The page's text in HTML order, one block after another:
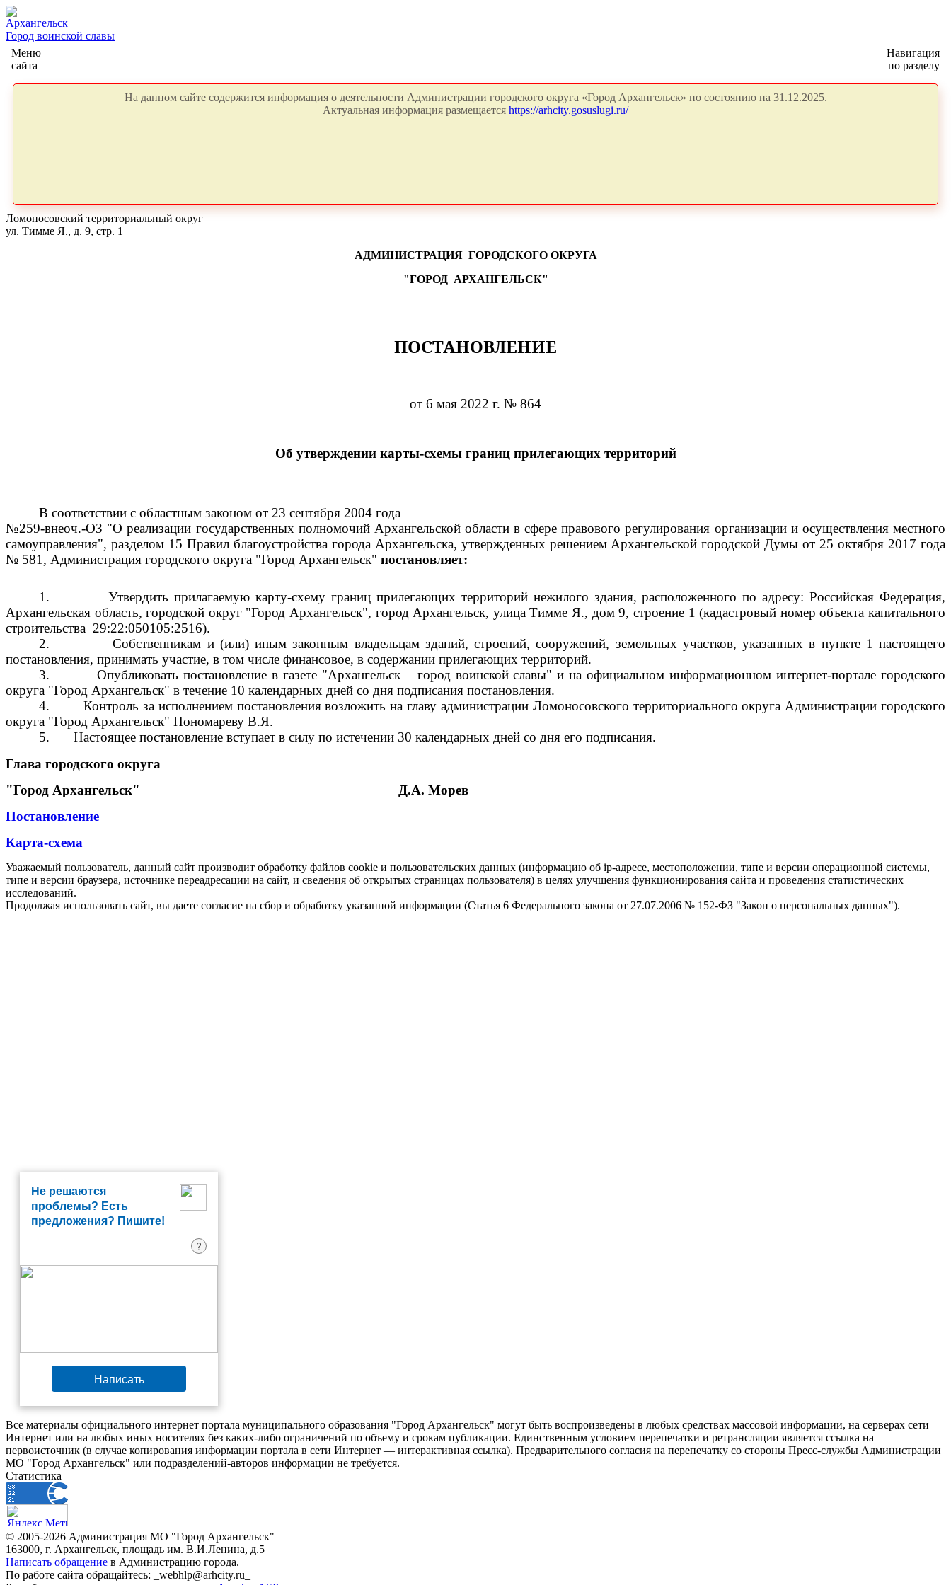
Архангельск
Город воинской славы
Меню
сайта
Навигация
по разделу
На данном сайте содержится информация о деятельности Администрации городского округа «Город Архангельск» по состоянию на 31.12.2025.
Актуальная информация размещается https://arhcity.gosuslugi.ru/
Ломоносовский территориальный округ
ул. Тимме Я., д. 9, стр. 1
АДМИНИСТРАЦИЯ ГОРОДСКОГО ОКРУГА
"ГОРОД АРХАНГЕЛЬСК"
ПОСТАНОВЛЕНИЕ
от 6 мая 2022 г. № 864
Об утверждении карты-схемы границ прилегающих территорий
В соответствии с областным законом от 23 сентября 2004 года
№259-внеоч.-ОЗ "О реализации государственных полномочий Архангельской области в сфере правового регулирования организации и осуществления местного
самоуправления", разделом 15 Правил благоустройства города Архангельска, утвержденных решением Архангельской городской Думы от 25 октября 2017 года
№ 581, Администрация городского округа "Город Архангельск" постановляет:
1.
Утвердить прилагаемую карту-схему границ прилегающих территорий нежилого здания, расположенного по адресу: Российская Федерация,
Архангельская область, городской округ "Город Архангельск", город Архангельск, улица Тимме Я., дом 9, строение 1 (кадастровый номер объекта капитального
строительства 29:22:050105:2516).
2.
Собственникам и (или) иным законным владельцам зданий, строений, сооружений, земельных участков, указанных в пункте 1 настоящего
постановления, принимать участие, в том числе финансовое, в содержании прилегающих территорий.
3.
Опубликовать постановление в газете "Архангельск – город воинской славы" и на официальном информационном интернет-портале городского
округа "Город Архангельск" в течение 10 календарных дней со дня подписания постановления.
4.
Контроль за исполнением постановления возложить на главу администрации Ломоносовского территориального округа Администрации городского
округа "Город Архангельск" Пономареву В.Я.
5.
Настоящее постановление вступает в силу по истечении 30 календарных дней со дня его подписания.
Глава городского округа
"Город Архангельск"
Д.А. Морев
Постановление
Карта-схема
Уважаемый пользователь, данный сайт производит обработку файлов cookie и пользовательских данных (информацию об ip-адресе, местоположении, типе и версии операционной системы,
типе и версии браузера, источнике переадресации на сайт, и сведения об открытых страницах пользователя) в целях улучшения функционирования сайта и проведения статистических
исследований.
Продолжая использовать сайт, вы даете согласие на сбор и обработку указанной информации (Статья 6 Федерального закона от 27.07.2006 № 152-ФЗ "Закон о персональных данных").
Не решаются
проблемы? Есть
предложения? Пишите!
?
Написать
Все материалы официального интернет портала муниципального образования "Город Архангельск" могут быть воспроизведены в любых средствах массовой информации, на серверах сети
Интернет или на любых иных носителях без каких-либо ограничений по объему и срокам публикации. Единственным условием перепечатки и ретрансляции является ссылка на
первоисточник (в случае копирования информации портала в сети Интернет — интерактивная ссылка). Предварительного согласия на перепечатку со стороны Пресс-службы Администрации
МО "Город Архангельск" или подразделений-авторов информации не требуется.
Статистика
© 2005-2026 Администрация МО "Город Архангельск"
163000, г. Архангельск, площадь им. В.И.Ленина, д.5
Написать обращение в Администрацию города.
По работе сайта обращайтесь: _webhlp@arhcity.ru_